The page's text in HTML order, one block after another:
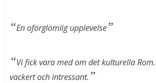
En oförglömlig upplevelse
Vi fick vara med om det kulturella
vackert och intressant.